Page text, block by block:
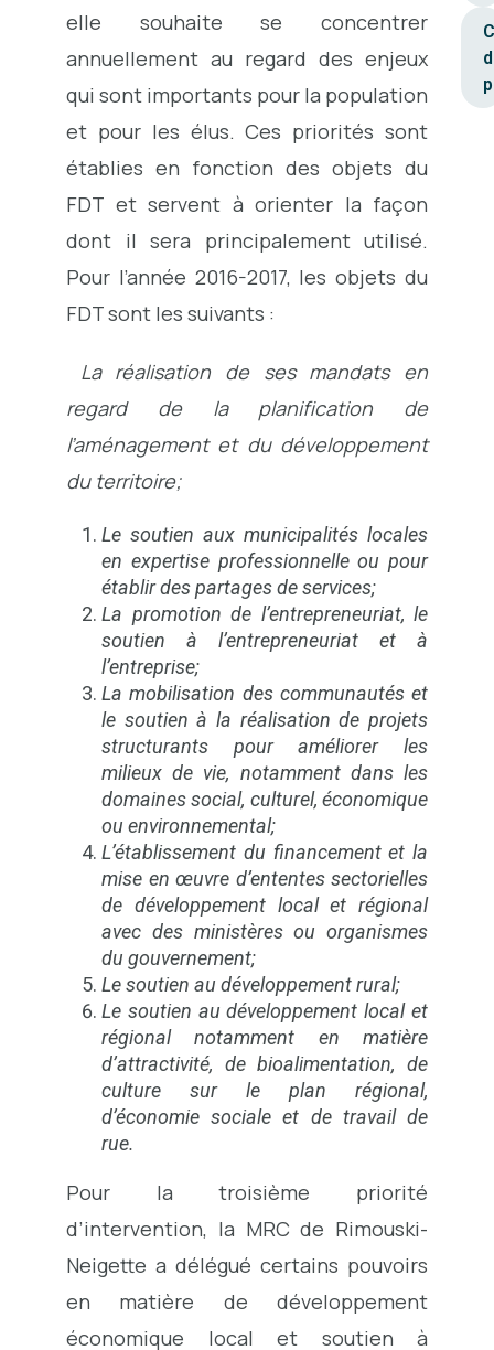
elle souhaite se concentrer
annuellement au regard des enjeux
qui sont importants pour la population
et pour les élus. Ces priorités sont
établies en fonction des objets du
FDT et servent à orienter la façon
dont il sera principalement utilisé.
Pour l’année 2016-2017, les objets du
FDT sont les suivants :
La réalisation de ses mandats en
regard de la planification de
l’aménagement et du développement
du territoire;
Le soutien aux municipalités locales
en expertise professionnelle ou pour
établir des partages de services;
La promotion de l’entrepreneuriat, le
soutien à l’entrepreneuriat et à
l’entreprise;
La mobilisation des communautés et
le soutien à la réalisation de projets
structurants pour améliorer les
milieux de vie, notamment dans les
domaines social, culturel, économique
ou environnemental;
L’établissement du financement et la
mise en œuvre d’ententes sectorielles
de développement local et régional
avec des ministères ou organismes
du gouvernement;
Le soutien au développement rural;
Le soutien au développement local et
régional notamment en matière
d’attractivité, de bioalimentation, de
culture sur le plan régional,
d’économie sociale et de travail de
rue.
Pour la troisième priorité
d’intervention, la MRC de Rimouski-
Neigette a délégué certains pouvoirs
en matière de développement
économique local et soutien à